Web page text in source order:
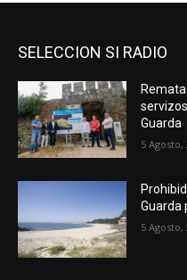
SELECCION SI RADIO
Guarda
5 Agosto,
Guarda
5 Agosto,